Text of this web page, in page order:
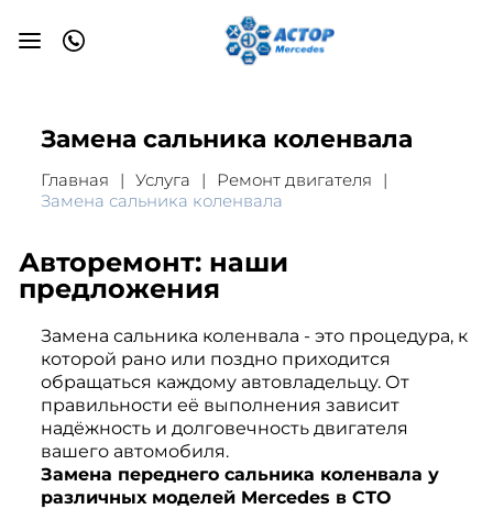
Замена сальника коленвала
Главная Услуга
Ремонт двигателя
Замена сальника коленвала
Авторемонт: наши
предложения
Замена сальника коленвала - это процедура, к
которой рано или поздно приходится
обращаться каждому автовладельцу. От
правильности её выполнения зависит
надёжность и долговечность двигателя
вашего автомобиля.
Замена переднего сальника коленвала у
различных моделей Mercedes в СТО